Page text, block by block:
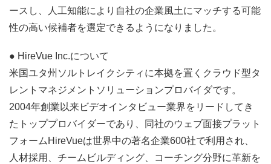
ースし、人工知能により自社の企業風土にマッチする可能
性の高い候補者を選定できるようになりました。
● HireVue Inc.について
米国ユタ州ソルトレイクシティに本拠を置くクラウド型タ
レントマネジメントソリューションプロバイダです。
2004年創業以来ビデオインタビュー業界をリードしてき
たトッププロバイダーであり、同社のウェブ面接プラット
フォーム HireVueは世界中の著名企業600社で利用され、
人材採用、チームビルディング、コーチング分野に革新を